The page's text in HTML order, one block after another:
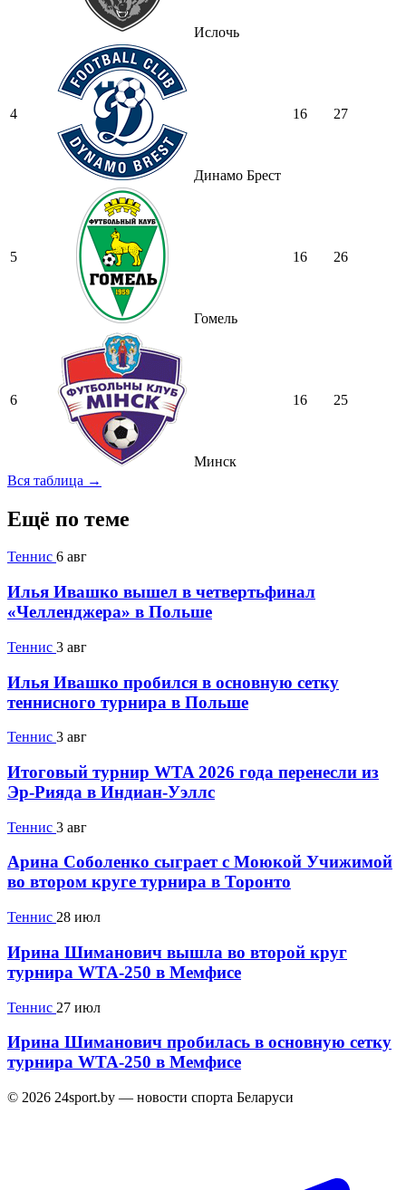
Ислочь
4
Динамо Брест
16 27
5
Гомель
16 26
6
Минск
16 25
Вся таблица →
Ещё по теме
Теннис 6 авг
Илья Ивашко вышел в четвертьфинал
«Челленджера» в Польше
Теннис 3 авг
Илья Ивашко пробился в основную сетку
теннисного турнира в Польше
Теннис 3 авг
Итоговый турнир WTA 2026 года перенесли из
Эр-Рияда в Индиан-Уэллс
Теннис 3 авг
Арина Соболенко сыграет с Моюкой Учижимой
во втором круге турнира в Торонто
Теннис 28 июл
Ирина Шиманович вышла во второй круг
турнира WTA-250 в Мемфисе
Теннис 27 июл
Ирина Шиманович пробилась в основную сетку
турнира WTA-250 в Мемфисе
© 2026 24sport.by — новости спорта Беларуси